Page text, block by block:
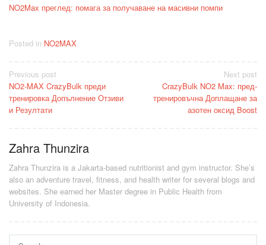
NO2Max преглед: помага за получаване на масивни помпи
Posted in NO2MAX
Post
navigation
Previous post
NO2-MAX CrazyBulk преди
тренировка Допълнение Отзиви
и Резултати
Next post
CrazyBulk NO2 Max: пред-
тренировъчна Доплащане за
азотен оксид Boost
Zahra Thunzira
Zahra Thunzira is a Jakarta-based nutritionist and gym instructor. She’s
also an adventure travel, fitness, and health writer for several blogs and
websites. She earned her Master degree in Public Health from
University of Indonesia.